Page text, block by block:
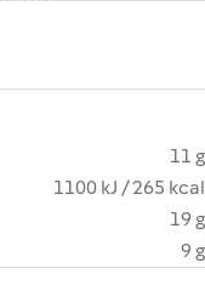
11 g
1100 kJ / 265 kcal
19 g
9 g